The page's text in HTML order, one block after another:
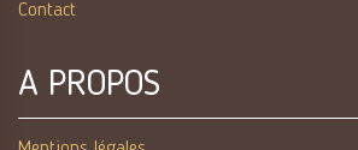
Contact
A PROPOS